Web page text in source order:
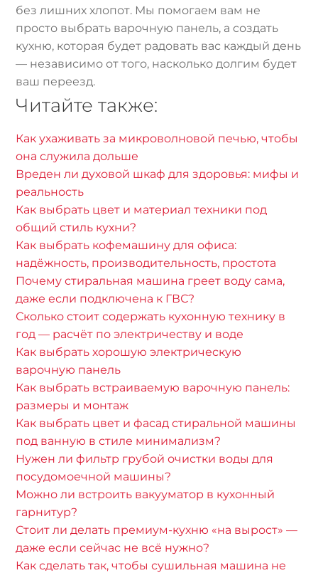
без лишних хлопот. Мы помогаем вам не
просто выбрать варочную панель, а создать
кухню, которая будет радовать вас каждый день
— независимо от того, насколько долгим будет
ваш переезд.
Читайте также:
Как ухаживать за микроволновой печью, чтобы
она служила дольше
Вреден ли духовой шкаф для здоровья: мифы и
реальность
Как выбрать цвет и материал техники под
общий стиль кухни?
Как выбрать кофемашину для офиса:
надёжность, производительность, простота
Почему стиральная машина греет воду сама,
даже если подключена к ГВС?
Сколько стоит содержать кухонную технику в
год — расчёт по электричеству и воде
Как выбрать хорошую электрическую
варочную панель
Как выбрать встраиваемую варочную панель:
размеры и монтаж
Как выбрать цвет и фасад стиральной машины
под ванную в стиле минимализм?
Нужен ли фильтр грубой очистки воды для
посудомоечной машины?
Можно ли встроить вакууматор в кухонный
гарнитур?
Стоит ли делать премиум-кухню «на вырост» —
даже если сейчас не всё нужно?
Как сделать так, чтобы сушильная машина не